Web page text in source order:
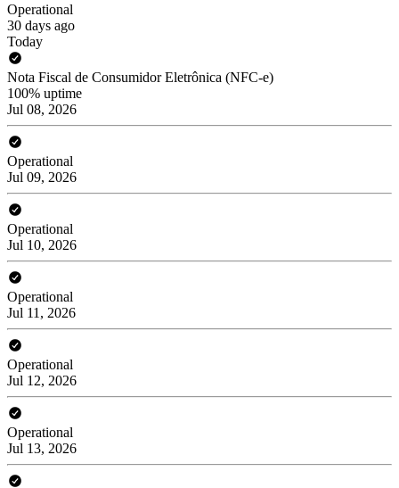
Operational
30 days ago
Today
Nota Fiscal de Consumidor Eletrônica (NFC-e)
100% uptime
Jul 08, 2026
Operational
Jul 09, 2026
Operational
Jul 10, 2026
Operational
Jul 11, 2026
Operational
Jul 12, 2026
Operational
Jul 13, 2026